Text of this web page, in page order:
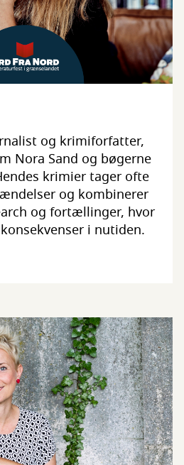
og krimiforfatter,
Nora Sand og bøgerne
krimier tager ofte
og kombinerer
og fortællinger, hvor
i nutiden.